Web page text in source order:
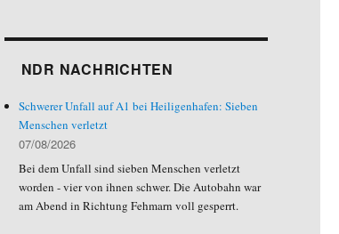
NDR NACHRICHTEN
Schwerer Unfall auf A1 bei Heiligenhafen: Sieben
Menschen verletzt
07/08/2026
Bei dem Unfall sind sieben Menschen verletzt
worden - vier von ihnen schwer. Die Autobahn war
am Abend in Richtung Fehmarn voll gesperrt.